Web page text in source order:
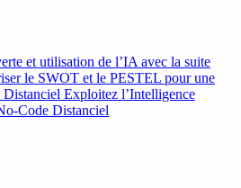
et utilisation de l’IA avec la suite
le SWOT et le PESTEL pour une
Distanciel Exploitez l’Intelligence
Code Distanciel